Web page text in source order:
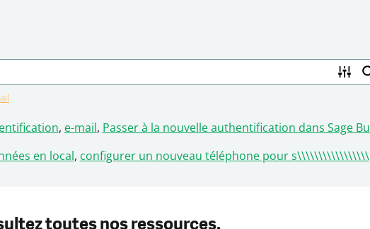
, e-mail, Passer à la nouvelle authentification dans Sage Business Cloud Paie
en local, configurer un nouveau téléphone pour s\\\\\\\\\\\\\\\\\\\\\\\\\\\\\\\\\\\\\\\\\\\\\\\\\\\\\\\\\\\\\\\\\\\\\\\\\\\\\\\\\\\\\\\\\\\\\\\\\\\\\\\\\\\\\\\\\\\\\\\\\\\\\\\\
toutes nos ressources.